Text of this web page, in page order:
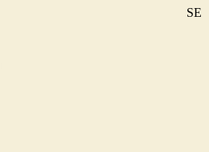
SE